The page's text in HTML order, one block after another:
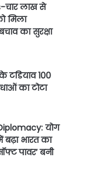
चार लाख से
मिला
का सुरक्षा
टडियाव 100
का टोटा
योग
बढ़ा भारत का
पावर’ बनी